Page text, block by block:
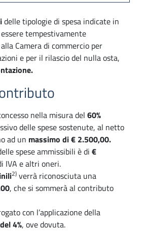
delle tipologie di spesa indicate in
tempestivamente
Camera di commercio per
e per il rilascio del nulla osta,
nella misura del 60%
delle spese sostenute, al netto
ad un massimo di € 2.500,00.
spese ammissibili è di €
IVA e altri oneri.
2) verrà riconosciuta una
, che si sommerà al contributo
con l’applicazione della
4%, ove dovuta.